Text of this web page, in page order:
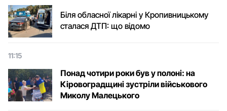
Біля обласної лікарні у Кропивницькому
сталася ДТП: що відомо
11:15
Понад чотири роки був у полоні: на
Кіровоградщині зустріли військового
Микoлу Малецькoгo